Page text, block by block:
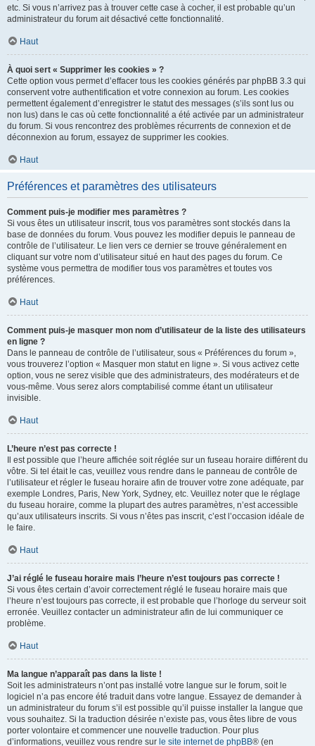
etc. Si vous n’arrivez pas à trouver cette case à cocher, il est probable qu’un
administrateur du forum ait désactivé cette fonctionnalité.
Haut
À quoi sert « Supprimer les cookies » ?
Cette option vous permet d’effacer tous les cookies générés par phpBB 3.3 qui
conservent votre authentification et votre connexion au forum. Les cookies
permettent également d’enregistrer le statut des messages (s’ils sont lus ou
non lus) dans le cas où cette fonctionnalité a été activée par un administrateur
du forum. Si vous rencontrez des problèmes récurrents de connexion et de
déconnexion au forum, essayez de supprimer les cookies.
Haut
Préférences et paramètres des utilisateurs
Comment puis-je modifier mes paramètres ?
Si vous êtes un utilisateur inscrit, tous vos paramètres sont stockés dans la
base de données du forum. Vous pouvez les modifier depuis le panneau de
contrôle de l’utilisateur. Le lien vers ce dernier se trouve généralement en
cliquant sur votre nom d’utilisateur situé en haut des pages du forum. Ce
système vous permettra de modifier tous vos paramètres et toutes vos
préférences.
Haut
Comment puis-je masquer mon nom d’utilisateur de la liste des utilisateurs
en ligne ?
Dans le panneau de contrôle de l’utilisateur, sous « Préférences du forum »,
vous trouverez l’option « Masquer mon statut en ligne ». Si vous activez cette
option, vous ne serez visible que des administrateurs, des modérateurs et de
vous-même. Vous serez alors comptabilisé comme étant un utilisateur
invisible.
Haut
L’heure n’est pas correcte !
Il est possible que l’heure affichée soit réglée sur un fuseau horaire différent du
vôtre. Si tel était le cas, veuillez vous rendre dans le panneau de contrôle de
l’utilisateur et régler le fuseau horaire afin de trouver votre zone adéquate, par
exemple Londres, Paris, New York, Sydney, etc. Veuillez noter que le réglage
du fuseau horaire, comme la plupart des autres paramètres, n’est accessible
qu’aux utilisateurs inscrits. Si vous n’êtes pas inscrit, c’est l’occasion idéale de
le faire.
Haut
J’ai réglé le fuseau horaire mais l’heure n’est toujours pas correcte !
Si vous êtes certain d’avoir correctement réglé le fuseau horaire mais que
l’heure n’est toujours pas correcte, il est probable que l’horloge du serveur soit
erronée. Veuillez contacter un administrateur afin de lui communiquer ce
problème.
Haut
Ma langue n’apparaît pas dans la liste !
Soit les administrateurs n’ont pas installé votre langue sur le forum, soit le
logiciel n’a pas encore été traduit dans votre langue. Essayez de demander à
un administrateur du forum s’il est possible qu’il puisse installer la langue que
vous souhaitez. Si la traduction désirée n’existe pas, vous êtes libre de vous
porter volontaire et commencer une nouvelle traduction. Pour plus
d’informations, veuillez vous rendre sur le site internet de phpBB® (en